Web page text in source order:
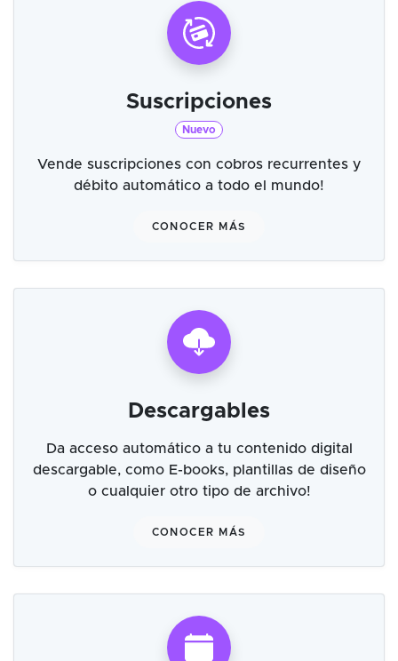
Suscripciones
Nuevo
Vende suscripciones con cobros recurrentes y
débito automático a todo el mundo!
CONOCER MÁS
Descargables
Da acceso automático a tu contenido digital
descargable, como E-books, plantillas de diseño
o cualquier otro tipo de archivo!
CONOCER MÁS